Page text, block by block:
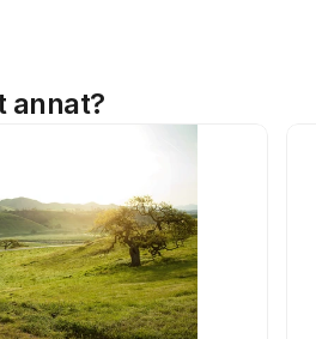
annat?